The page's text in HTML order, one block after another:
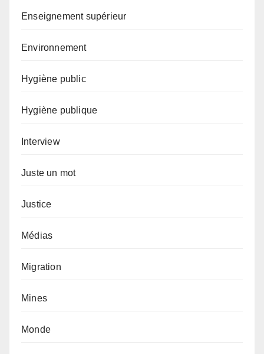
Enseignement supérieur
Environnement
Hygiène public
Hygiène publique
Interview
Juste un mot
Justice
Médias
Migration
Mines
Monde